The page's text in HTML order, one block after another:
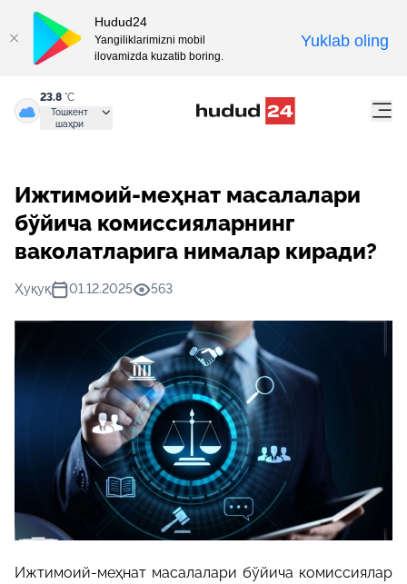
23.8 °C
Тошкент
шаҳри
Ижтимоий-меҳнат масалалари
бўйича комиссияларнинг
ваколатларига нималар киради?
Ҳуқуқ 01.12.2025 563
Ижтимоий-меҳнат масалалари бўйича комиссиялар
Hudud24
Yangiliklarimizni mobil
ilovamizda kuzatib boring.
Yuklab oling